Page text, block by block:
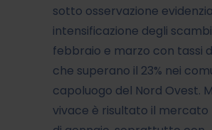
sotto osservazione
intensificazione degli
febbraio e marzo con tassi
che superano il 23% nei
capoluogo del Nord Ovest.
vivace è risultato il mercato